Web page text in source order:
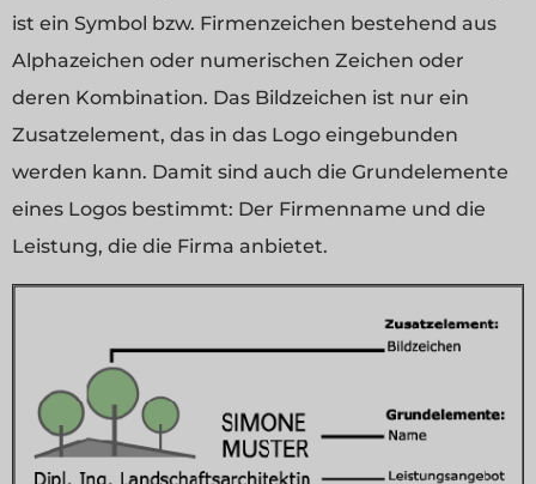
ist ein Symbol bzw. Firmenzeichen bestehend aus
Alphazeichen oder numerischen Zeichen oder
deren Kombination. Das Bildzeichen ist nur ein
Zusatzelement, das in das Logo eingebunden
werden kann. Damit sind auch die Grundelemente
eines Logos bestimmt: Der Firmenname und die
Leistung, die die Firma anbietet.